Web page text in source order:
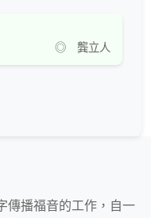
◎ 龔立人
傳播福音的工作，自一